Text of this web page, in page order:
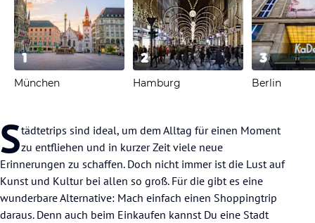
1
München
2
Hamburg
3
Berlin
Städtetrips sind ideal, um dem Alltag für einen Moment
zu entfliehen und in kurzer Zeit viele neue
Erinnerungen zu schaffen. Doch nicht immer ist die Lust auf
Kunst und Kultur bei allen so groß. Für die gibt es eine
wunderbare Alternative: Mach einfach einen Shoppingtrip
daraus. Denn auch beim Einkaufen kannst Du eine Stadt